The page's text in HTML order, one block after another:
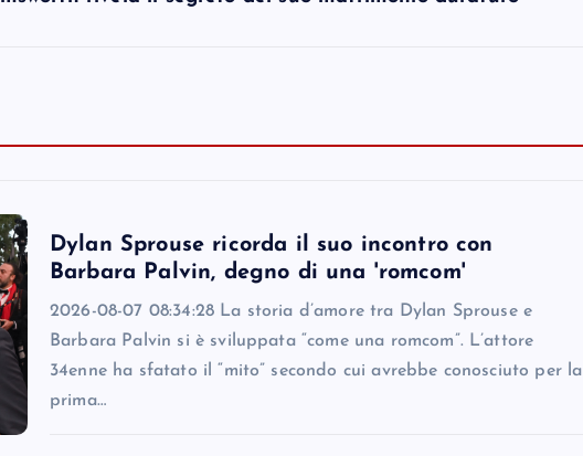
Dylan Sprouse ricorda il suo incontro con
Barbara Palvin, degno di una 'romcom'
2026-08-07 08:34:28 La storia d’amore tra Dylan Sprouse e
Barbara Palvin si è sviluppata “come una romcom”. L’attore
34enne ha sfatato il “mito” secondo cui avrebbe conosciuto per la
prima…